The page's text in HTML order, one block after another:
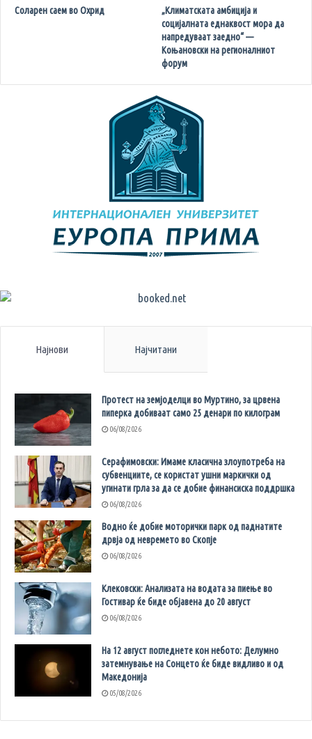
Соларен саем во Охрид
„Климатската амбиција и
социјалната еднаквост мора да
напредуваат заедно“ —
Коњановски на регионалниот
форум
Најнови Најчитани
Протест на земјоделци во Муртино, за црвена
пиперка добиваат само 25 денари по килограм
06/08/2026
Серафимовски: Имаме класична злоупотреба на
субвенциите, се користат ушни маркички од
угинати грла за да се добие финансиска поддршка
06/08/2026
Водно ќе добие моторички парк од паднатите
дрвја од невремето во Скопје
06/08/2026
Клековски: Анализата на водата за пиење во
Гостивар ќе биде објавена до 20 август
06/08/2026
На 12 август погледнете кон небото: Делумно
затемнување на Сонцето ќе биде видливо и од
Македонија
05/08/2026